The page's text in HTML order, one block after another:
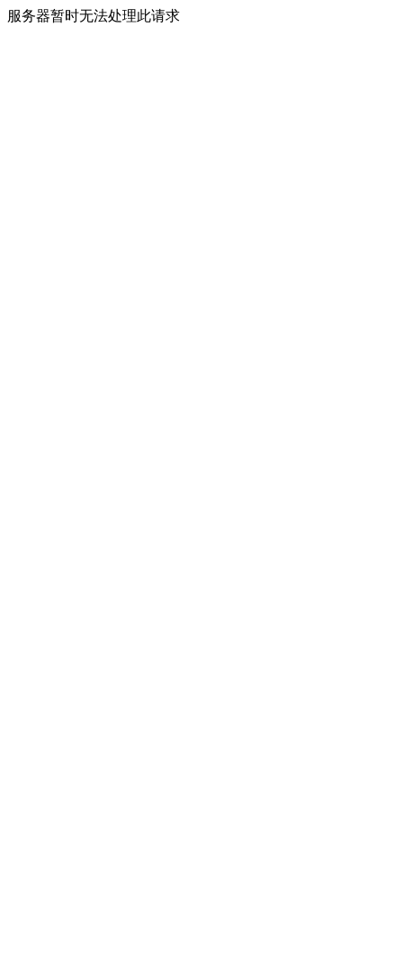
服务器暂时无法处理此请求